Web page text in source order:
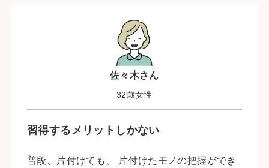
佐々木さん
32歳女性
習得するメリットしかない
普段、片付けても、 片付けたモノの把握ができ